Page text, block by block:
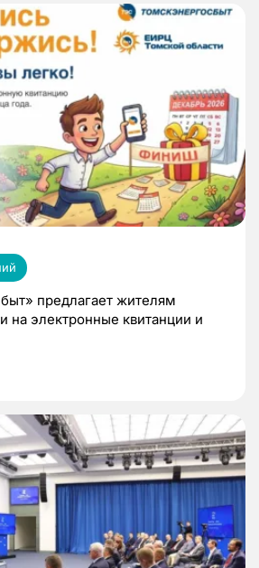
предлагает жителям
на электронные квитанции и